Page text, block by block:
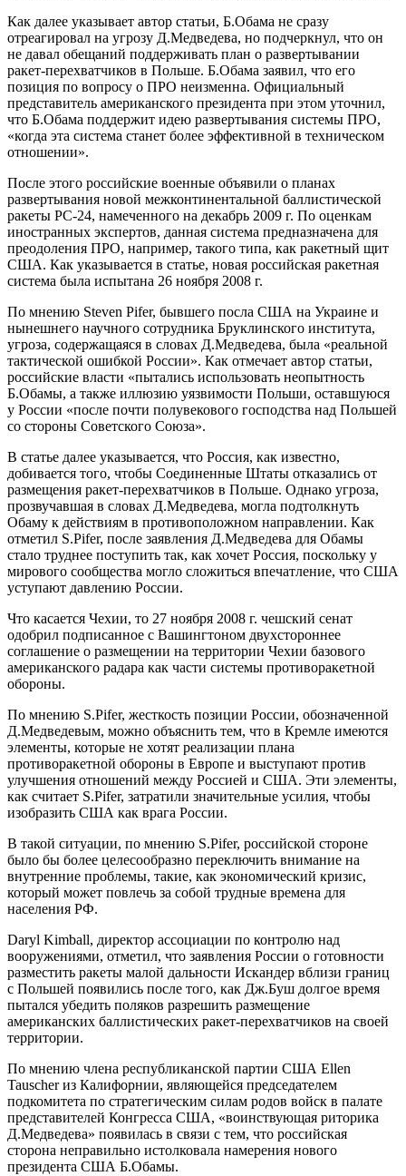
Как далее указывает автор статьи, Б.Обама не сразу
отреагировал на угрозу Д.Медведева, но подчеркнул, что он
не давал обещаний поддерживать план о развертывании
ракет-перехватчиков в Польше. Б.Обама заявил, что его
позиция по вопросу о ПРО неизменна. Официальный
представитель американского президента при этом уточнил,
что Б.Обама поддержит идею развертывания системы ПРО,
«когда эта система станет более эффективной в техническом
отношении».
После этого российские военные объявили о планах
развертывания новой межконтинентальной баллистической
ракеты PC-24, намеченного на декабрь 2009 г. По оценкам
иностранных экспертов, данная система предназначена для
преодоления ПРО, например, такого типа, как ракетный щит
США. Как указывается в статье, новая российская ракетная
система была испытана 26 ноября 2008 г.
По мнению Steven Pifer, бывшего посла США на Украине и
нынешнего научного сотрудника Бруклинского института,
угроза, содержащаяся в словах Д.Медведева, была «реальной
тактической ошибкой России». Как отмечает автор статьи,
российские власти «пытались использовать неопытность
Б.Обамы, а также иллюзию уязвимости Польши, оставшуюся
у России «после почти полувекового господства над Польшей
со стороны Советского Союза».
В статье далее указывается, что Россия, как известно,
добивается того, чтобы Соединенные Штаты отказались от
размещения ракет-перехватчиков в Польше. Однако угроза,
прозвучавшая в словах Д.Медведева, могла подтолкнуть
Обаму к действиям в противоположном направлении. Как
отметил S.Pifer, после заявления Д.Медведева для Обамы
стало труднее поступить так, как хочет Россия, поскольку у
мирового сообщества могло сложиться впечатление, что США
уступают давлению России.
Что касается Чехии, то 27 ноября 2008 г. чешский сенат
одобрил подписанное с Вашингтоном двухстороннее
соглашение о размещении на территории Чехии базового
американского радара как части системы противоракетной
обороны.
По мнению S.Pifer, жесткость позиции России, обозначенной
Д.Медведевым, можно объяснить тем, что в Кремле имеются
элементы, которые не хотят реализации плана
противоракетной обороны в Европе и выступают против
улучшения отношений между Россией и США. Эти элементы,
как считает S.Pifer, затратили значительные усилия, чтобы
изобразить США как врага России.
В такой ситуации, по мнению S.Pifer, российской стороне
было бы более целесообразно переключить внимание на
внутренние проблемы, такие, как экономический кризис,
который может повлечь за собой трудные времена для
населения РФ.
Daryl Kimball, директор ассоциации по контролю над
вооружениями, отметил, что заявления России о готовности
разместить ракеты малой дальности Искандер вблизи границ
с Польшей появились после того, как Дж.Буш долгое время
пытался убедить поляков разрешить размещение
американских баллистических ракет-перехватчиков на своей
территории.
По мнению члена республиканской партии США Ellen
Tauscher из Калифорнии, являющейся председателем
подкомитета по стратегическим силам родов войск в палате
представителей Конгресса США, «воинствующая риторика
Д.Медведева» появилась в связи с тем, что российская
сторона неправильно истолковала намерения нового
президента США Б.Обамы.